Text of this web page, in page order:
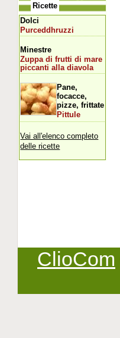
Ricette
Dolci
Purceddhruzzi
Minestre
Zuppa di frutti di mare
piccanti alla diavola
Pane,
focacce,
pizze, frittate
Pittule
Vai all'elenco completo
delle ricette
ClioCom